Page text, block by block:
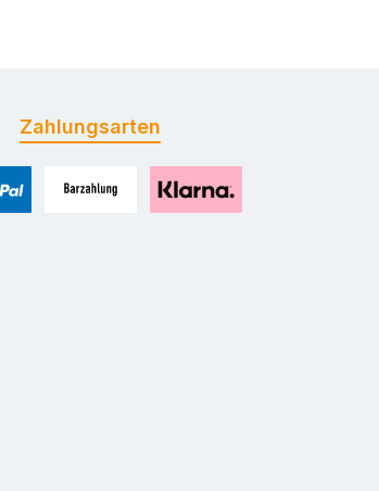
Zahlungsarten